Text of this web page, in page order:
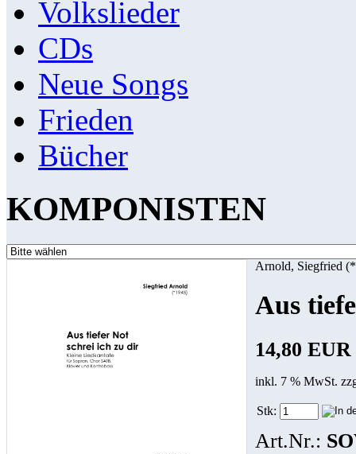
Volkslieder
CDs
Neue Songs
Frieden
Bücher
KOMPONISTEN
Arnold, Siegfried
Aus
14,80 EUR
inkl. 7 % MwSt.
Stk:
Art.Nr.: